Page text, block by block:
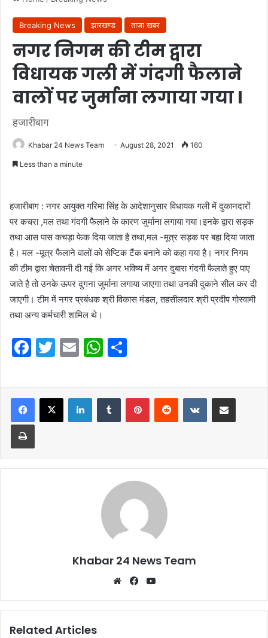
Breaking News झारखण्ड ताजा खबर
नगर निगम की टीम द्वारा
विधायक गली में गंदगी फैलाने
वालों पर जुर्माना लगाया गया l
हजारीबाग
Khabar 24 News Team August 28, 2021 160
Less than a minute
हजारीबाग : नगर आयुक्त गरिमा सिंह के आदेशानुसार विधायक गली में दुकानदारों
पर कचरा ,मल तथा गंदगी फैलाने के कारण जुर्माना लगाया गया।इनके द्वारा सड़क
तथा आस पास कचड़ा फेक दिया जाता है तथा,मल -मूत्र सड़क पर बहा दिया जाता
है। मल -मूत्र फैलाने वालों को सेप्टिक टैंक बनाने को कहा गया है। नगर निगम
की टीम द्वारा चेतावनी दी गई कि अगर भविष्य में अगर दुबारा गंदगी फैलाते हुए पाए
जाते है तो उनके ऊपर दुगना जुर्माना लगाया जाएगा तथा उनकी दुकाने सील कर दी
जाएगी। टीम में नगर प्रबंधक श्री विकास मंडल, तहसीलदार श्री प्रदीप गोस्वामी
तथा अन्य कर्मचारी शामिल थे।
F
c
e
b
o
o
T
itt
er
E
ai
l
W
at
s
A
p
ar
e
LinkedInTumblr PinterestReddit VKontakteShare via Email
Print
Khabar 24 News Team
WebsiteFacebook
Related Articles